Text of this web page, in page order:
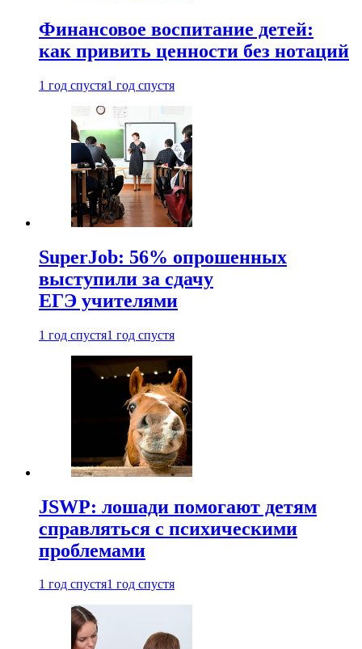
Финансовое воспитание детей:
как привить ценности без нотаций
1 год спустя1 год спустя
SuperJob: 56% опрошенных
выступили за сдачу
ЕГЭ учителями
1 год спустя1 год спустя
JSWP: лошади помогают детям
справляться с психическими
проблемами
1 год спустя1 год спустя